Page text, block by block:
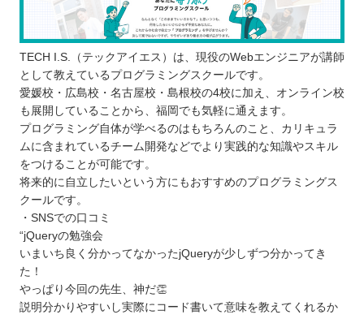
TECH I.S.（テックアイエス）は、現役のWebエンジニアが講師
として教えているプログラミングスクールです。
愛媛校・広島校・名古屋校・島根校の4校に加え、オンライン校
も展開していることから、福岡でも気軽に通えます。
プログラミング自体が学べるのはもちろんのこと、カリキュラ
ムに含まれているチーム開発などでより実践的な知識やスキル
をつけることが可能です。
将来的に自立したいという方にもおすすめのプログラミングス
クールです。
・SNSでの口コミ
“jQueryの勉強会
いまいち良く分かってなかったjQueryが少しずつ分かってき
た！
やっぱり今回の先生、神だ👏
説明分かりやすいし実際にコード書いて意味を教えてくれるか